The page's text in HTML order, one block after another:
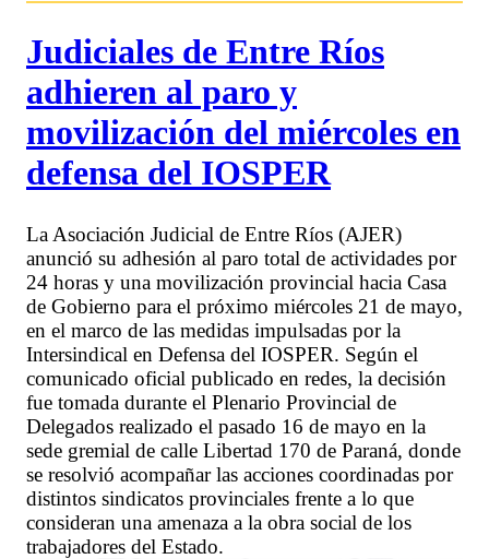
Judiciales de Entre Ríos
adhieren al paro y
movilización del miércoles en
defensa del IOSPER
La Asociación Judicial de Entre Ríos (AJER)
anunció su adhesión al paro total de actividades por
24 horas y una movilización provincial hacia Casa
de Gobierno para el próximo miércoles 21 de mayo,
en el marco de las medidas impulsadas por la
Intersindical en Defensa del IOSPER. Según el
comunicado oficial publicado en redes, la decisión
fue tomada durante el Plenario Provincial de
Delegados realizado el pasado 16 de mayo en la
sede gremial de calle Libertad 170 de Paraná, donde
se resolvió acompañar las acciones coordinadas por
distintos sindicatos provinciales frente a lo que
consideran una amenaza a la obra social de los
trabajadores del Estado.